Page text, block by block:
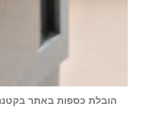
הובלת כספות באתר בקטנה